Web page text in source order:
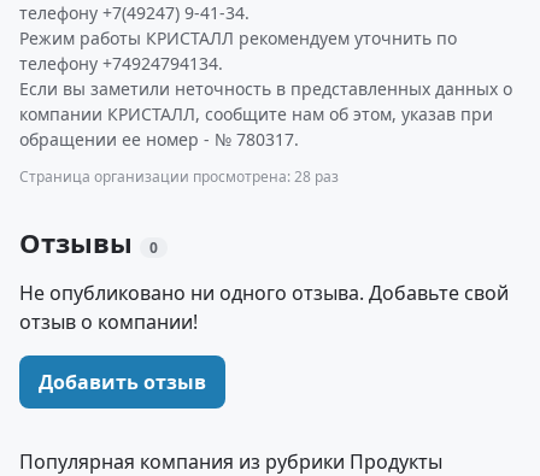
телефону +7(49247) 9-41-34.
Режим работы КРИСТАЛЛ рекомендуем уточнить по
телефону +74924794134.
Если вы заметили неточность в представленных данных о
компании КРИСТАЛЛ, сообщите нам об этом, указав при
обращении ее номер - № 780317.
Страница организации просмотрена: 28 раз
Отзывы 0
Не опубликовано ни одного отзыва. Добавьте свой
отзыв о компании!
Добавить отзыв
Популярная компания из рубрики Продукты